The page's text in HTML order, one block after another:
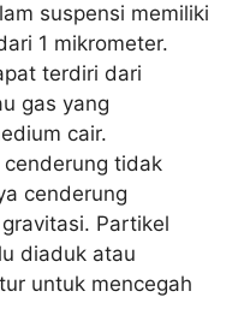
suspensi memiliki
1 mikrometer.
terdiri dari
gas yang
cair.
tidak
cenderung
Partikel
diaduk atau
untuk mencegah